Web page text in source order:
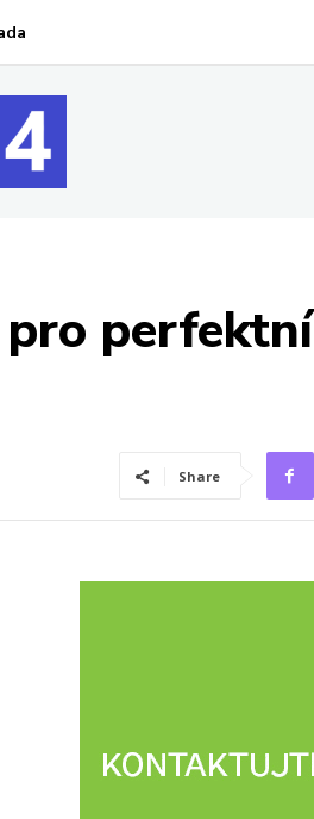
perfektní
Share